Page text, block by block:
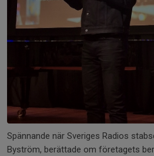
Spännande när Sveriges Radios
Byström, berättade om företagets